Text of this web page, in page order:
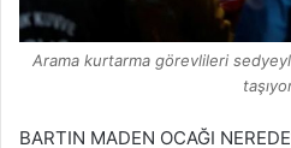
Arama kurtarma görevlileri
BARTIN MADEN OCAĞI